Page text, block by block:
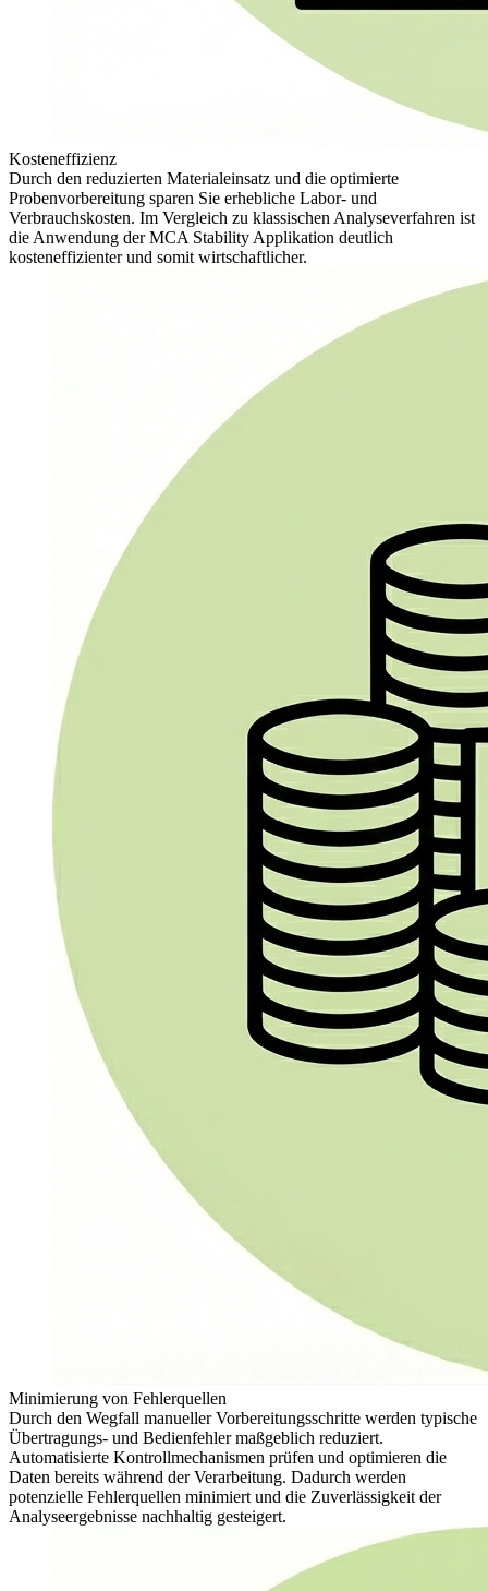
Kosteneffizienz
Durch den reduzierten Materialeinsatz und die optimierte
Probenvorbereitung sparen Sie erhebliche Labor- und
Verbrauchskosten. Im Vergleich zu klassischen Analyseverfahren ist
die Anwendung der MCA Stability Applikation deutlich
kosteneffizienter und somit wirtschaftlicher.
Minimierung von Fehlerquellen
Durch den Wegfall manueller Vorbereitungsschritte werden typische
Übertragungs- und Bedienfehler maßgeblich reduziert.
Automatisierte Kontrollmechanismen prüfen und optimieren die
Daten bereits während der Verarbeitung. Dadurch werden
potenzielle Fehlerquellen minimiert und die Zuverlässigkeit der
Analyseergebnisse nachhaltig gesteigert.